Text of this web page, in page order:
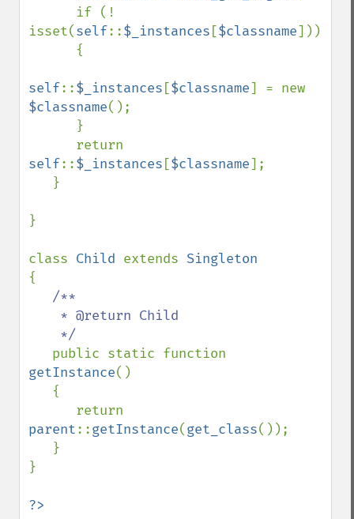
isset(self::$_instances [$classname]))
self::$_instances [$classname
$classname();
self::$_instances [$classname];
}
class Child extends
{
/**
getInstance()
parent::getInstance(get_class());
}